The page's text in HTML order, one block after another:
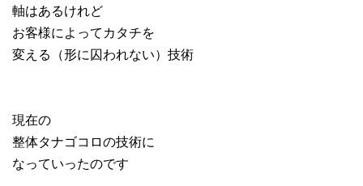
軸はあるけれど
お客様によってカタチを
変える（形に囚われない）技術
現在の
整体タナゴコロの技術に
なっていったのです